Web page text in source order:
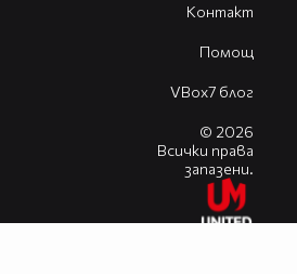
Контакт
Помощ
VBox7 блог
© 2026
Всички права
запазени.